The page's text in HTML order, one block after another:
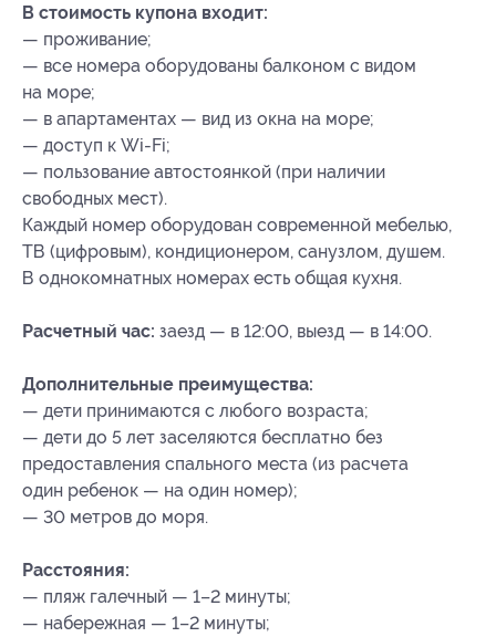
В стоимость купона входит:
— проживание;
— все номера оборудованы балконом с видом
на море;
— в апартаментах — вид из окна на море;
— доступ к Wi-Fi;
— пользование автостоянкой (при наличии
свободных мест).
Каждый номер оборудован современной мебелью,
ТВ (цифровым), кондиционером, санузлом, душем.
В однокомнатных номерах есть общая кухня.
Расчетный час: заезд — в 12:00, выезд — в 14:00.
Дополнительные преимущества:
— дети принимаются с любого возраста;
— дети до 5 лет заселяются бесплатно без
предоставления спального места (из расчета
один ребенок — на один номер);
— 30 метров до моря.
Расстояния:
— пляж галечный — 1–2 минуты;
— набережная — 1–2 минуты;